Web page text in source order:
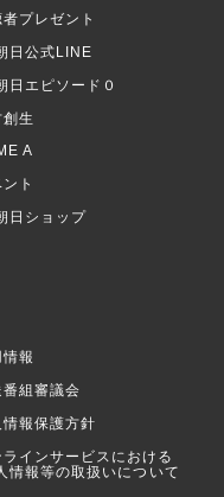
プレゼント
日公式LINE
日エピソード０
生
A
ト
日ショップ
報
番組審議会
情報保護方針
ラインサービスにおける
報等の取扱いについて